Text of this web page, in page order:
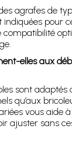
agrafes de
pour
compatibilité
elles aux
sont adaptés
qu’aux
vous aide
ajuster sans